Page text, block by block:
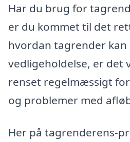
Har du brug for
er du kommet til det
hvordan tagrender kan
vedligeholdelse, er det
renset regelmæssigt
og problemer med
Her på tagrenderens-